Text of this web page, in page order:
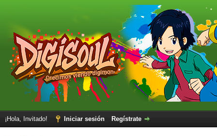
¡Hola, Invitado! Iniciar sesión Regístrate